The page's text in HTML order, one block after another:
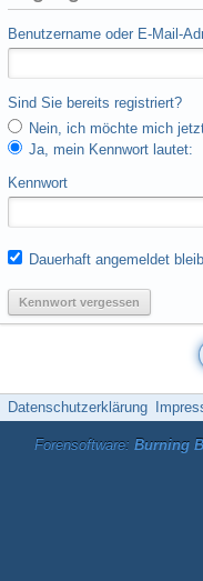
Benutzername oder E-Mail-
Sind Sie bereits registriert?
Nein, ich möchte mich
Ja, mein Kennwort lautet:
Kennwort
Dauerhaft angemeldet
Kennwort vergessen
Datenschutzerklärung
Forensoftware: Burning